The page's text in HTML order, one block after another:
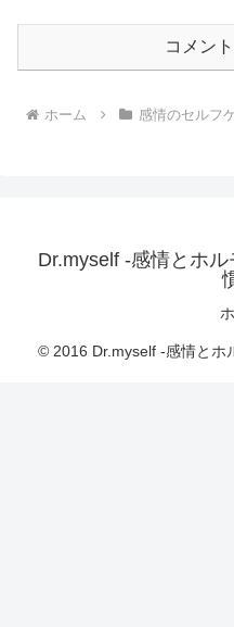
コメン
ホーム 感情のセルフ
Dr.myself -感情とホ
© 2016 Dr.myself -感情とホ